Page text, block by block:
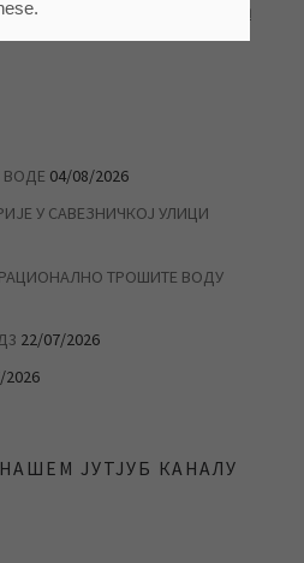
и канализација“ Зрењанин
ВОДЕ 04/08/2026
У САВЕЗНИЧКОЈ УЛИЦИ
ТРОШИТЕ ВОДУ
22/07/2026
2026
ЈУТЈУБ КАНАЛУ